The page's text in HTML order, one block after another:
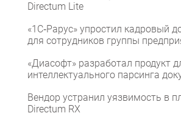
Directum Lite
«1С‑Рарус» упростил кадровый
для сотрудников группы
«Диасофт» разработал продукт
интеллектуального парсинга
Вендор устранил уязвимость в
Directum RX